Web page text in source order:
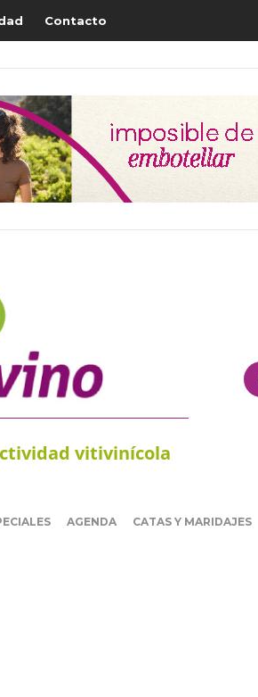
Contacto
vitivinícola
AGENDA CATAS Y MARIDAJES